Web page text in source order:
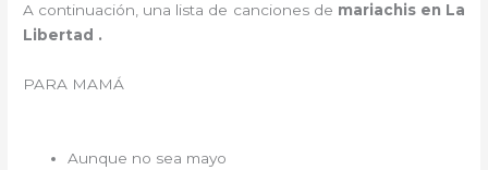
A continuación, una lista de canciones de mariachis en La
Libertad .
PARA MAMÁ
Aunque no sea mayo